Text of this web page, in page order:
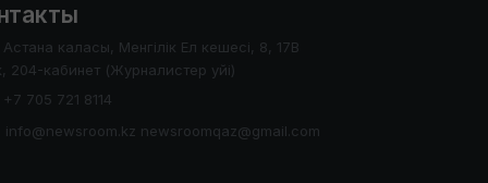
Астана каласы, Менгілік Ел кешесі, 8, 17В
204-кабинет (Журналистер уйі)
+7 705 721 8114
info@newsroom.kz newsroomqaz@gmail.com